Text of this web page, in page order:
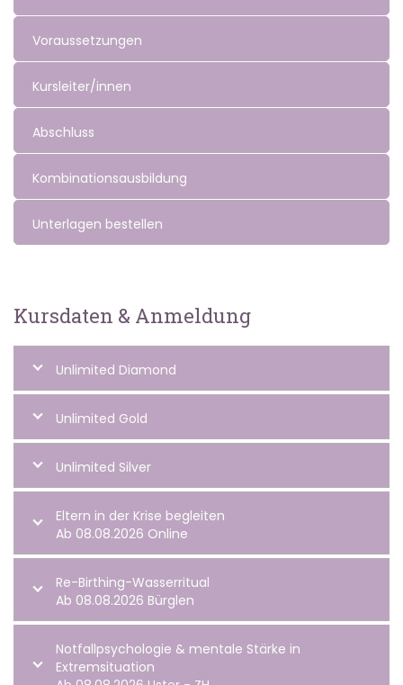
Voraussetzungen
Kursleiter/innen
Abschluss
Kombinationsausbildung
Unterlagen bestellen
Kursdaten & Anmeldung
Unlimited Diamond
Unlimited Gold
Unlimited Silver
Eltern in der Krise begleiten
Ab 08.08.2026 Online
Re-Birthing-Wasserritual
Ab 08.08.2026 Bürglen
Notfallpsychologie & mentale Stärke in
Extremsituation